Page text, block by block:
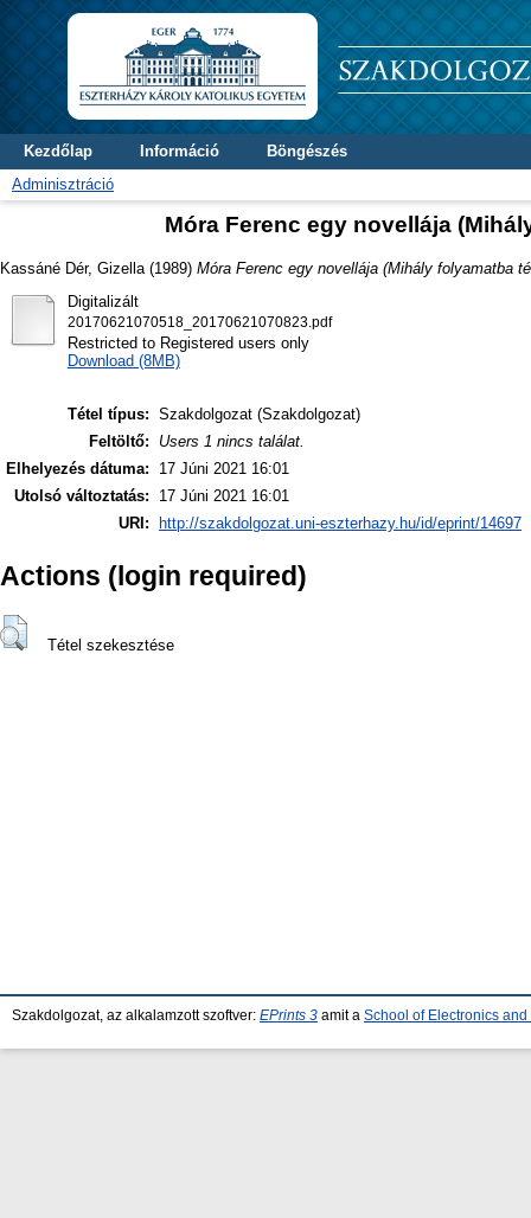
Kezdőlap Információ
Böngészés
Adminisztráció
Móra Ferenc egy novellája
Kassáné Dér, Gizella (1989) Móra Ferenc egy novellája (Mihály folyamatba
Digitalizált
20170621070518_20170621070823.pdf
Restricted to Registered users only
Download (8MB)
Tétel típus: Szakdolgozat (Szakdolgozat)
Feltöltő:
Users 1 nincs találat.
Elhelyezés dátuma:
17 Júni 2021 16:01
Utolsó változtatás:
17 Júni 2021 16:01
URI:
http://szakdolgozat.uni-eszterhazy.hu/id/eprint/14697
Actions (login required)
Tétel szekesztése
Szakdolgozat, az alkalamzott szoftver: EPrints 3 amit a School of Electronics